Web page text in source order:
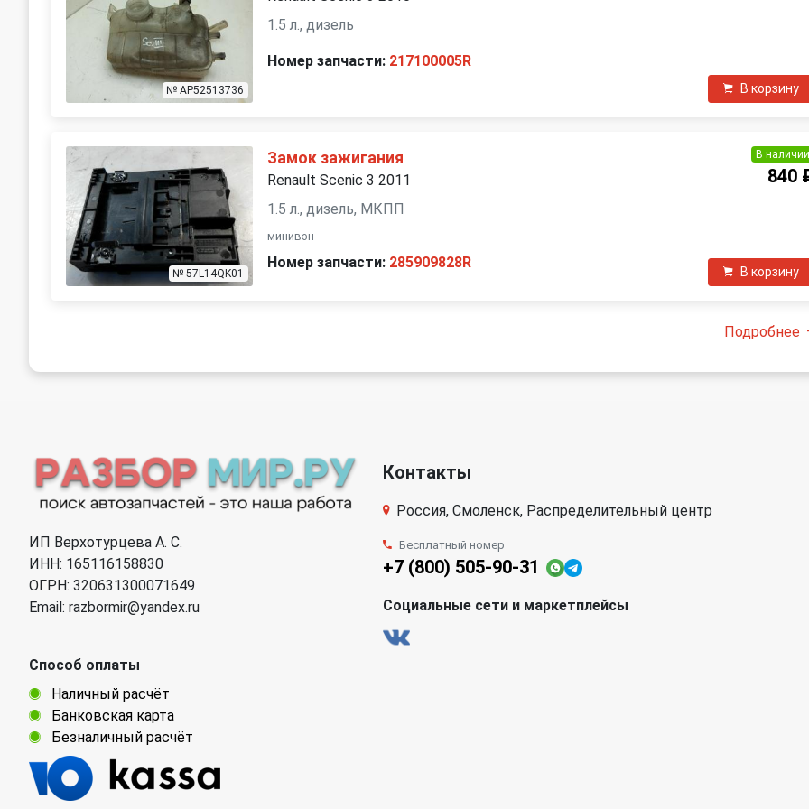
№ AP52513736
1.5 л., дизель
Номер запчасти: 217100005R
В корзину
№ 57L14QK01
Замок зажигания
Renault Scenic 3 2011
1.5 л., дизель, МКПП
минивэн
Номер запчасти: 285909828R
В
840
В корзину
Подробнее
ИП Верхотурцева А. С.
ИНН: 165116158830
ОГРН: 320631300071649
Email: razbormir@yandex.ru
Способ оплаты
Наличный расчёт
Банковская карта
Безналичный расчёт
Контакты
Россия, Смоленск, Распределительный центр
Бесплатный номер
+7 (800) 505-90-31
Социальные сети и маркетплейсы